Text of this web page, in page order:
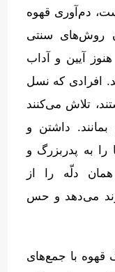
دم‌آوری قهوه
روش‌های سنتی
آیین و آداب
.
افرادی که نسل
تلاش می‌کنند
. داشتن و
را به پدربزرگ و
دلّه را از
می‌دهد و حس
قهوه با جمع‌های